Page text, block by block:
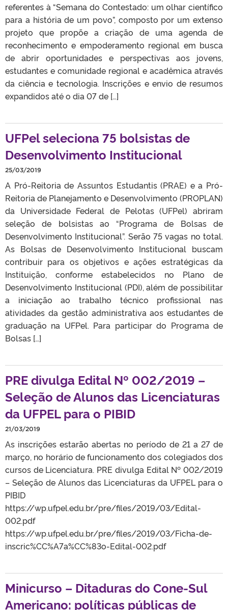
referentes à “Semana do Contestado: um olhar científico
para a história de um povo”, composto por um extenso
projeto que propõe a criação de uma agenda de
reconhecimento e empoderamento regional em busca
de abrir oportunidades e perspectivas aos jovens,
estudantes e comunidade regional e acadêmica através
da ciência e tecnologia. Inscrições e envio de resumos
expandidos até o dia 07 de […]
UFPel seleciona 75 bolsistas de
Desenvolvimento Institucional
25/03/2019
A Pró-Reitoria de Assuntos Estudantis (PRAE) e a Pró-
Reitoria de Planejamento e Desenvolvimento (PROPLAN)
da Universidade Federal de Pelotas (UFPel) abriram
seleção de bolsistas ao “Programa de Bolsas de
Desenvolvimento Institucional”. Serão 75 vagas no total.
As Bolsas de Desenvolvimento Institucional buscam
contribuir para os objetivos e ações estratégicas da
Instituição, conforme estabelecidos no Plano de
Desenvolvimento Institucional (PDI), além de possibilitar
a iniciação ao trabalho técnico profissional nas
atividades da gestão administrativa aos estudantes de
graduação na UFPel. Para participar do Programa de
Bolsas […]
PRE divulga Edital Nº 002/2019 –
Seleção de Alunos das Licenciaturas
da UFPEL para o PIBID
21/03/2019
As inscrições estarão abertas no período de 21 a 27 de
março, no horário de funcionamento dos colegiados dos
cursos de Licenciatura. PRE divulga Edital Nº 002/2019
– Seleção de Alunos das Licenciaturas da UFPEL para o
PIBID
https://wp.ufpel.edu.br/pre/files/2019/03/Edital-
002.pdf
https://wp.ufpel.edu.br/pre/files/2019/03/Ficha-de-
inscric%CC%A7a%CC%83o-Edital-002.pdf
Minicurso – Ditaduras do Cone-Sul
Americano: políticas públicas de